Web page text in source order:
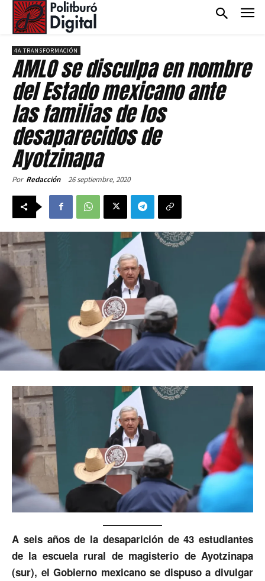
4A TRANSFORMACIÓN
AMLO se disculpa en nombre
del Estado mexicano ante
las familias de los
desaparecidos de
Ayotzinapa
Por Redacción 26 septiembre, 2020
A seis años de la desaparición de 43 estudiantes
de la escuela rural de magisterio de Ayotzinapa
(sur), el Gobierno mexicano se dispuso a divulgar